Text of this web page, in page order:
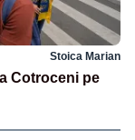
Stoica Marian
Cotroceni pe